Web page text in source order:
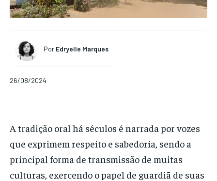
Por Edryelle Marques
26/08/2024
A tradição oral há séculos é narrada por vozes
que exprimem respeito e sabedoria, sendo a
principal forma de transmissão de muitas
culturas, exercendo o papel de guardiã de suas